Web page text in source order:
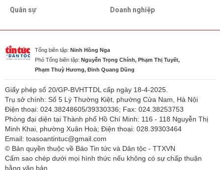
Quân sự
Doanh nghiệp
Tổng biên tập: Ninh Hồng Nga
Phó Tổng biên tập: Nguyễn Trọng Chính, Phạm Thị Tuyết,
Phạm Thuỳ Hương, Đinh Quang Dũng
Giấy phép số 20/GP-BVHTTDL cấp ngày 18-4-2025.
Trụ sở chính: Số 5 Lý Thường Kiệt, phường Cửa Nam, Hà Nội
Điện thoại: 024.38248605/39330336; Fax: 024.38253753
Phòng đại diện tại Thành phố Hồ Chí Minh: 116 - 118 Nguyễn Thị
Minh Khai, phường Xuân Hoà; Điện thoại: 028.39303464
Email: toasoantintuc@gmail.com
© Bản quyền thuộc về Báo Tin tức và Dân tộc - TTXVN
Cấm sao chép dưới mọi hình thức nếu không có sự chấp thuận
bằng văn bản.